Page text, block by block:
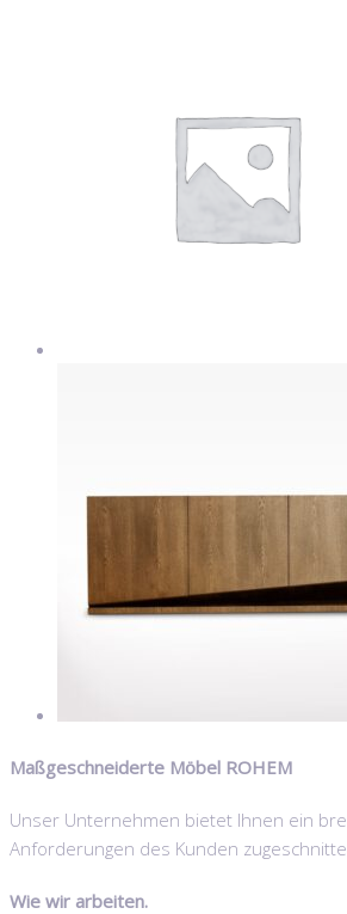
Maßgeschneiderte Möbel ROHEM
Unser Unternehmen bietet Ihnen ein
Anforderungen des Kunden
Wie wir arbeiten.